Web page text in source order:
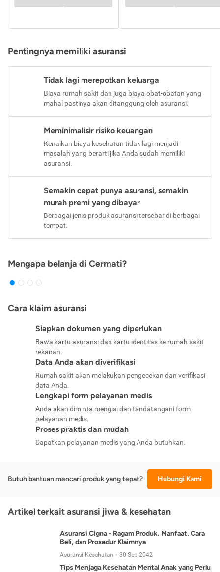
Pentingnya memiliki asuransi
Tidak lagi merepotkan keluarga
Biaya rumah sakit dan juga biaya obat-obatan yang
mahal pastinya akan ditanggung oleh asuransi.
Meminimalisir risiko keuangan
Kenaikan biaya kesehatan tidak lagi menjadi
masalah yang berarti jika Anda sudah memiliki
asuransi.
Semakin cepat punya asuransi, semakin
murah premi yang dibayar
Berbagai jenis produk asuransi tersebar di berbagai
tempat.
Mengapa belanja di Cermati?
Cara klaim asuransi
Siapkan dokumen yang diperlukan
Bawa kartu asuransi dan kartu identitas ke rumah sakit
rekanan.
Data Anda akan diverifikasi
Rumah sakit akan melakukan pengecekan dan verifikasi
data Anda.
Lengkapi form pelayanan medis
Anda akan diminta mengisi dan tandatangani form
pelayanan medis.
Proses praktis dan mudah
Dapatkan pelayanan medis yang Anda butuhkan.
Butuh bantuan mencari produk yang tepat? Hubungi Kami
Artikel terkait asuransi jiwa & kesehatan
Asuransi Cigna - Ragam Produk, Manfaat, Cara
Beli, dan Prosedur Klaimnya
Asuransi Kesehatan 30 Sep 2042
Tips Menjaga Kesehatan Mental Anak yang Perlu